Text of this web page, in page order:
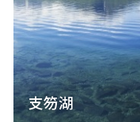
支笏湖